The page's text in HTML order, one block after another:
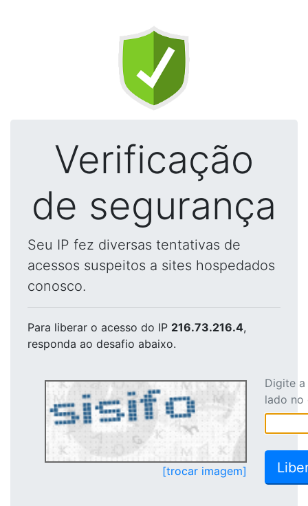
Verificação
de segurança
Seu IP fez diversas tentativas de
acessos suspeitos a sites hospedados
conosco.
Para liberar o acesso do IP 216.73.216.4,
responda ao desafio abaixo.
[trocar imagem]
Digite
lado no